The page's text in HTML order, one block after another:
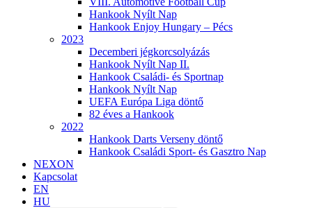
Hankook Nyílt Nap
Hankook Enjoy Hungary – Pécs
2023
Decemberi jégkorcsolyázás
Hankook Nyílt Nap II.
Hankook Családi- és Sportnap
Hankook Nyílt Nap
UEFA Európa Liga döntő
82 éves a Hankook
2022
Hankook Darts Verseny döntő
Hankook Családi Sport- és Gasztro Nap
NEXON
Kapcsolat
EN
HU